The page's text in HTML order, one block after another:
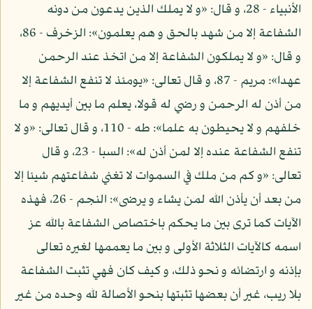
الأنبياء - 28، و قال: «و لا يملك الذين يدعون من دونه
الشفاعة إلا من شهد بالحق و هم يعلمون»: الزخرف - 86،
و قال: «و لا يملكون الشفاعة إلا من اتخذ عند الرحمن
عهدا»: مريم - 87، و قال تعالى: «يومئذ لا تنفع الشفاعة إلا
من أذن له الرحمن و رضي له قولا، يعلم ما بين أيديهم و ما
خلفهم و لا يحيطون به علما»: طه - 110، و قال تعالى: «و لا
تنفع الشفاعة عنده إلا لمن أذن له»: السبا - 23، و قال
تعالى: «و كم من ملك في السموات لا تغني شفاعتهم شيئا إلا
من بعد أن يأذن الله لمن يشاء و يرضى»: النجم - 26، فهذه
الآيات كما ترى بين ما يحكم باختصاص الشفاعة بالله عز
اسمه كالآيات الثلاثة الأولى و بين ما يعممها لغيره تعالى
بإذنه و ارتضائه و نحو ذلك، و كيف كان فهي تثبت الشفاعة
بلا ريب، غير أن بعضها تثبتها بنحو الأصالة لله وحده من غير